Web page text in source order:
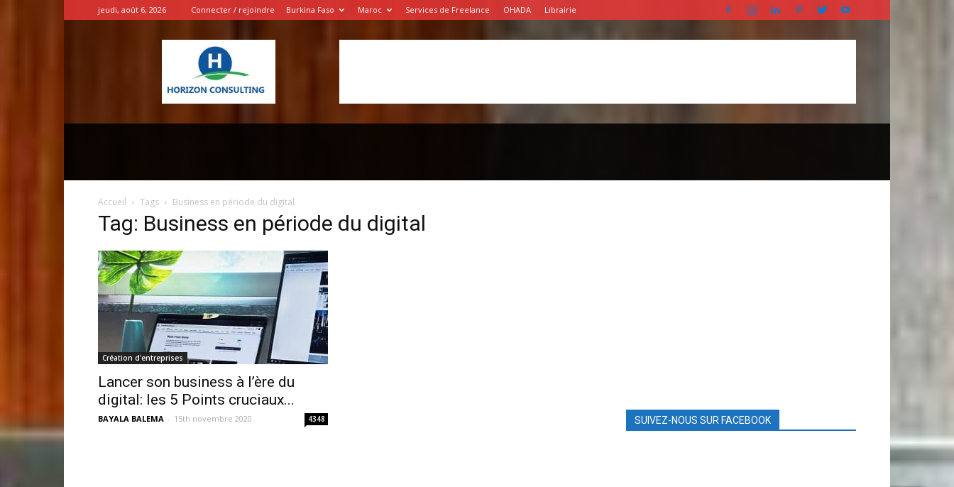
jeudi, août 6, 2026 Connecter / rejoindre Burkina Faso Maroc Services de Freelance OHADA Librairie
ENTREPRENEURS
Accueil Tags Business en période du digital
Tag: Business en période du digital
Création d'entreprises
Lancer son business à l’ère du
digital: les 5 Points cruciaux...
BAYALA BALEMA - 15th novembre 2020 4348 SUIVEZ-NOUS SUR FACEBOOK